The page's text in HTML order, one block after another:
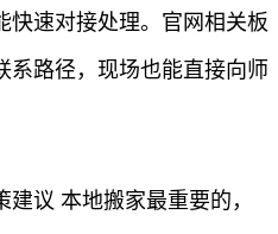
快速对接处理。官网相关板
系路径，现场也能直接向师
议 本地搬家最重要的，